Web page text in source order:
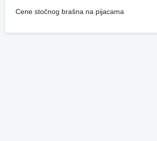
Cene stočnog brašna na pijacama